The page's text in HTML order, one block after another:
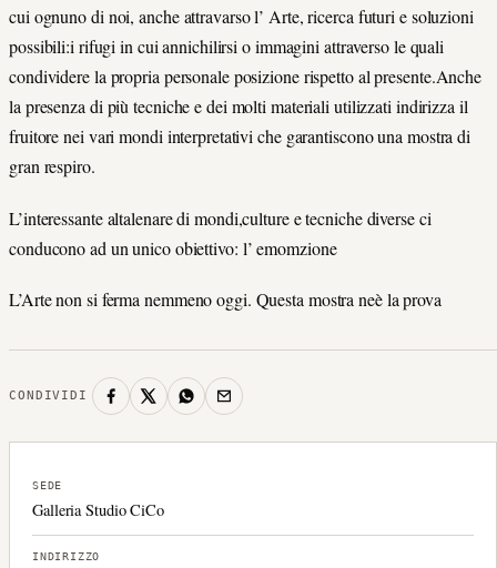
cui ognuno di noi, anche attravarso l’ Arte, ricerca futuri e soluzioni
possibili:i rifugi in cui annichilirsi o immagini attraverso le quali
condividere la propria personale posizione rispetto al presente.Anche
la presenza di più tecniche e dei molti materiali utilizzati indirizza il
fruitore nei vari mondi interpretativi che garantiscono una mostra di
gran respiro.
L’interessante altalenare di mondi,culture e tecniche diverse ci
conducono ad un unico obiettivo: l’ emomzione
L’Arte non si ferma nemmeno oggi. Questa mostra neè la prova
CONDIVIDI
SEDE
Galleria Studio CiCo
INDIRIZZO